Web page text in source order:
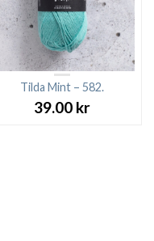
Tilda Mint – 582.
39.00 kr